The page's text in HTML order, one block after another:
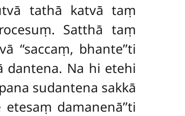
tathā katvā taṃ
Satthā taṃ
bhante’’ti
dantena. Na hi etehi
sudantena sakkā
damanenā’’ti